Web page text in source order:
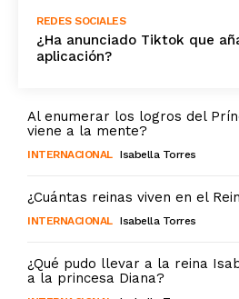
REDES SOCIALES
¿Ha anunciado Tiktok que
aplicación?
Al enumerar los logros del
viene a la mente?
INTERNACIONAL Isabella Torres
¿Cuántas reinas viven en el
INTERNACIONAL Isabella Torres
¿Qué pudo llevar a la reina
a la princesa Diana?